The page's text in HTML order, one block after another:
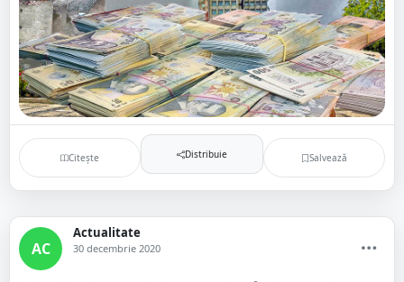
Citește Distribuie Salvează
AC
Actualitate
30 decembrie 2020